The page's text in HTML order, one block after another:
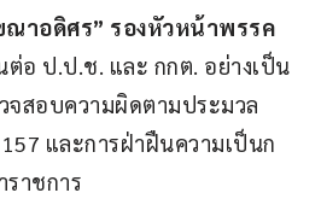
ณาอดิศร” รองหัวหน้าพรรค
ต่อ ป.ป.ช. และ กกต. อย่างเป็น
จสอบความผิดตามประมวล
และการฝ่าฝืนความเป็นก
ราชการ